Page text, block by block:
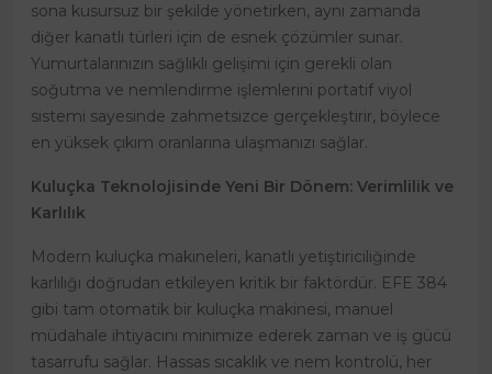
sona kusursuz bir şekilde yönetirken, aynı zamanda
diğer kanatlı türleri için de esnek çözümler sunar.
Yumurtalarınızın sağlıklı gelişimi için gerekli olan
soğutma ve nemlendirme işlemlerini portatif viyol
sistemi sayesinde zahmetsizce gerçekleştirir, böylece
en yüksek çıkım oranlarına ulaşmanızı sağlar.
Kuluçka Teknolojisinde Yeni Bir Dönem: Verimlilik ve
Karlılık
Modern kuluçka makineleri, kanatlı yetiştiriciliğinde
karlılığı doğrudan etkileyen kritik bir faktördür. EFE 384
gibi tam otomatik bir kuluçka makinesi, manuel
müdahale ihtiyacını minimize ederek zaman ve iş gücü
tasarrufu sağlar. Hassas sıcaklık ve nem kontrolü, her